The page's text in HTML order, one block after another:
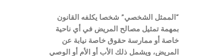
“الممثل الشخصي” شخصا يكلفه القانون
بمهمة تمثيل مصالح المريض في أي ناحية
خاصة أو ممارسة حقوق خاصة نيابة عن
المريض، ويشمل ذلك الأب أو الأم أو الوصي